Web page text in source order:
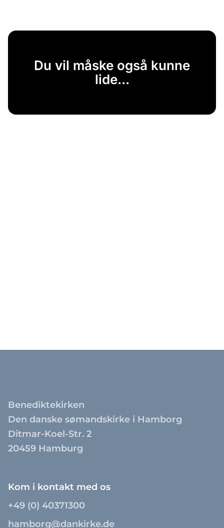
Du vil måske også kunne
lide...
Benediktekirken
Den danske sømandskirke i Hamborg
Ditmar-Koel-Str. 2
20459 Hamburg
Kom i kontakt med os
+49 (0) 40371300
hamborg@dankirke.de